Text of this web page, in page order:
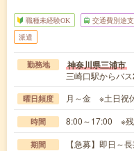
職種未経験OK 交通費別途
派遣
勤務地 神奈川県三浦市
三崎口駅からバ
曜日頻度 月～金 ※土日祝
時間 8:00～17:00 ※残
期間 【急募】即日～